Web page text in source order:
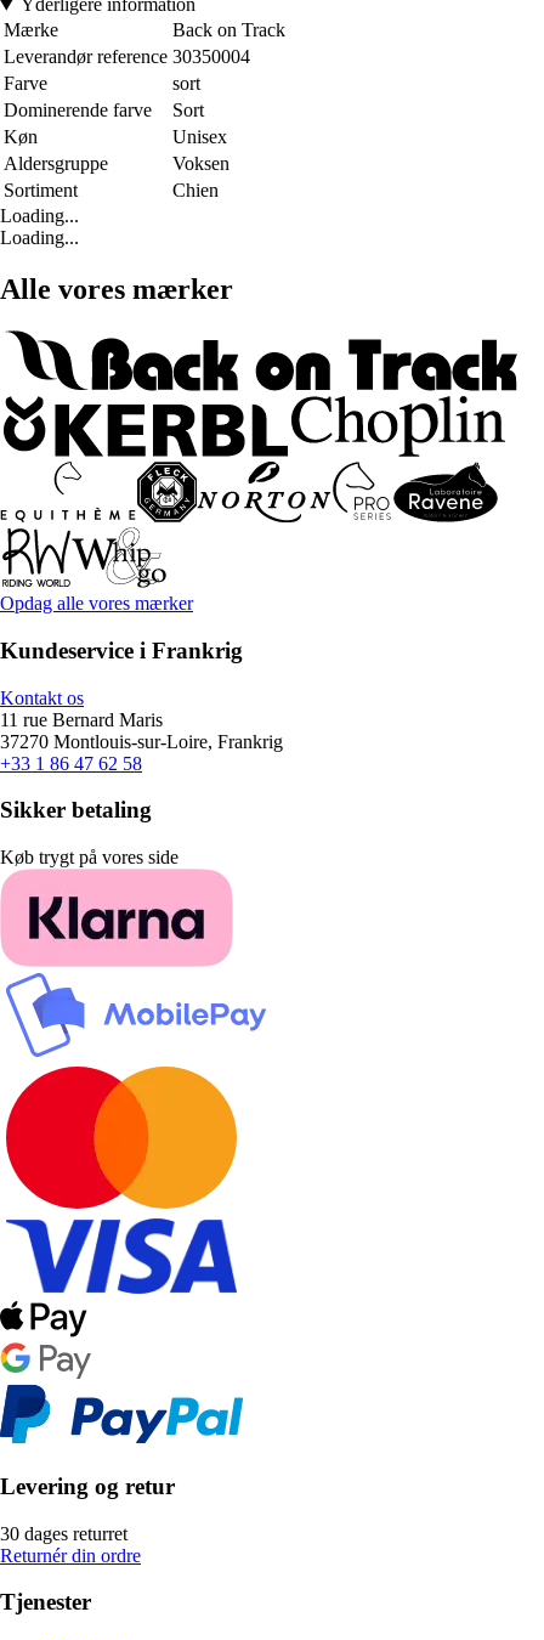
Yderligere information
Mærke
Back on Track
Leverandør reference 30350004
Farve
sort
Dominerende farve
Sort
Køn
Unisex
Aldersgruppe
Voksen
Sortiment
Chien
Loading...
Loading...
Alle vores mærker
Opdag alle vores mærker
Kundeservice i Frankrig
Kontakt os
11 rue Bernard Maris
37270 Montlouis-sur-Loire, Frankrig
+33 1 86 47 62 58
Sikker betaling
Køb trygt på vores side
Levering og retur
30 dages returret
Returnér din ordre
Tjenester